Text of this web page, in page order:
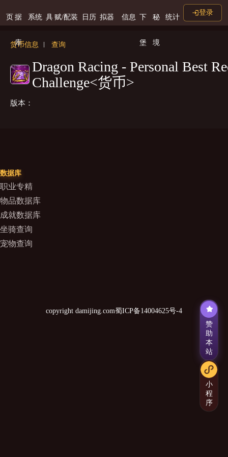
页 据
库
系统 具 赋/配装 日历 拟器 信息 下
堡
秘
境
统计
登录
货币信息 查询
Dragon Racing - Personal Best
Challenge<货币>
版本：
数据库
职业专精
物品数据库
成就数据库
坐骑查询
宠物查询
copyright damijing.com蜀ICP备14004625号-4
赞
助
本
站
小
程
序